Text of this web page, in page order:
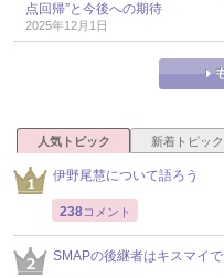
点回帰”と今後への期待
2025年12月1日
人気トピック 新着トピック
伊野尾慧について語ろう
238コメント
SMAPの後継者はキスマイ